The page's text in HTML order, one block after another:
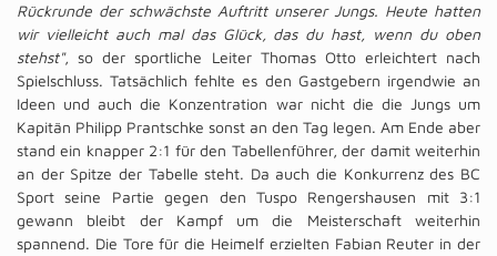
Rückrunde der schwächste Auftritt unserer Jungs. Heute hatten
wir vielleicht auch mal das Glück, das du hast, wenn du oben
stehst", so der sportliche Leiter Thomas Otto erleichtert nach
Spielschluss. Tatsächlich fehlte es den Gastgebern irgendwie an
Ideen und auch die Konzentration war nicht die die Jungs um
Kapitän Philipp Prantschke sonst an den Tag legen. Am Ende aber
stand ein knapper 2:1 für den Tabellenführer, der damit weiterhin
an der Spitze der Tabelle steht. Da auch die Konkurrenz des BC
Sport seine Partie gegen den Tuspo Rengershausen mit 3:1
gewann bleibt der Kampf um die Meisterschaft weiterhin
spannend. Die Tore für die Heimelf erzielten Fabian Reuter in der